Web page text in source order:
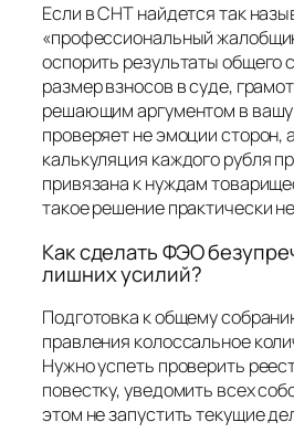
Если в СНТ найдется так
«профессиональный
оспорить результаты общего
размер взносов в суде,
решающим аргументом в вашу
проверяет не эмоции сторон,
калькуляция каждого рубля
привязана к нуждам
такое решение практически
Как сделать ФЭО
лишних усилий?
Подготовка к общему
правления колоссальное
Нужно успеть проверить
повестку, уведомить всех
этом не запустить текущие